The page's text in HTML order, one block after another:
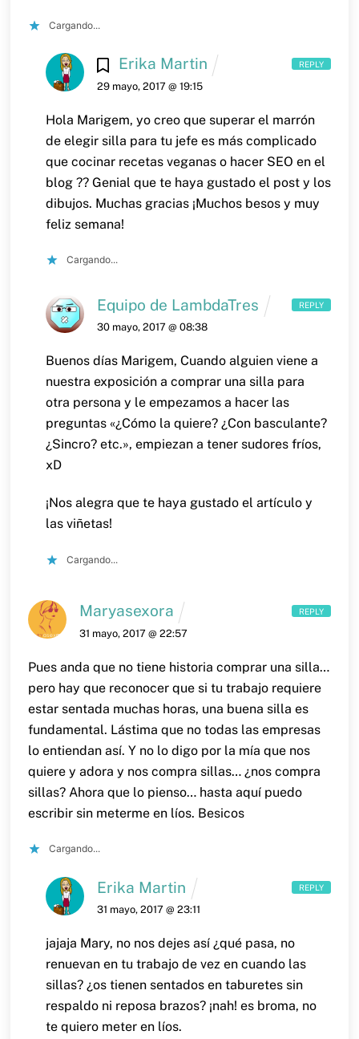
Cargando...
Erika Martin
29 mayo, 2017 @ 19:15
Hola Marigem, yo creo que superar el marrón
de elegir silla para tu jefe es más complicado
que cocinar recetas veganas o hacer SEO en el
blog ?? Genial que te haya gustado el post y los
dibujos. Muchas gracias ¡Muchos besos y muy
feliz semana!
Cargando...
REPLY
Equipo de LambdaTres
30 mayo, 2017 @ 08:38
Buenos días Marigem, Cuando alguien viene a
nuestra exposición a comprar una silla para
otra persona y le empezamos a hacer las
preguntas «¿Cómo la quiere? ¿Con basculante?
¿Sincro? etc.», empiezan a tener sudores fríos,
xD
¡Nos alegra que te haya gustado el artículo y
las viñetas!
Cargando...
REPLY
Maryasexora
31 mayo, 2017 @ 22:57
Pues anda que no tiene historia comprar una silla…
pero hay que reconocer que si tu trabajo requiere
estar sentada muchas horas, una buena silla es
fundamental. Lástima que no todas las empresas
lo entiendan así. Y no lo digo por la mía que nos
quiere y adora y nos compra sillas… ¿nos compra
sillas? Ahora que lo pienso… hasta aquí puedo
escribir sin meterme en líos. Besicos
Cargando...
REPLY
Erika Martin
31 mayo, 2017 @ 23:11
jajaja Mary, no nos dejes así ¿qué pasa, no
renuevan en tu trabajo de vez en cuando las
sillas? ¿os tienen sentados en taburetes sin
respaldo ni reposa brazos? ¡nah! es broma, no
te quiero meter en líos.
REPLY